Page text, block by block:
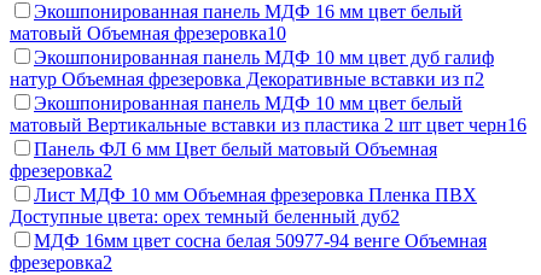
Экошпонированная панель МДФ 16 мм цвет белый
матовый Объемная фрезеровка10
Экошпонированная панель МДФ 10 мм цвет дуб галиф
натур Объемная фрезеровка Декоративные вставки из п2
Экошпонированная панель МДФ 10 мм цвет белый
матовый Вертикальные вставки из пластика 2 шт цвет черн16
Панель ФЛ 6 мм Цвет белый матовый Объемная
фрезеровка2
Лист МДФ 10 мм Объемная фрезеровка Пленка ПВХ
Доступные цвета: орех темный беленный дуб2
МДФ 16мм цвет сосна белая 50977-94 венге Объемная
фрезеровка2